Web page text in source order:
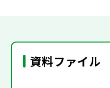
資料ファイル